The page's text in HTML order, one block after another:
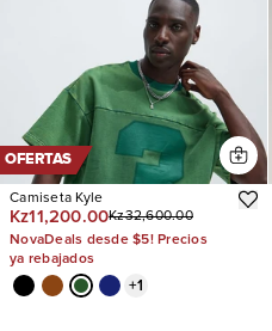
OFERTAS
Camiseta Kyle
Kz11,200.00Kz32,600.00
NovaDeals desde $5! Precios
ya rebajados
+1